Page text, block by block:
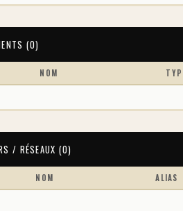
(0)
NOM
/ RÉSEAUX (0)
NOM ALIAS